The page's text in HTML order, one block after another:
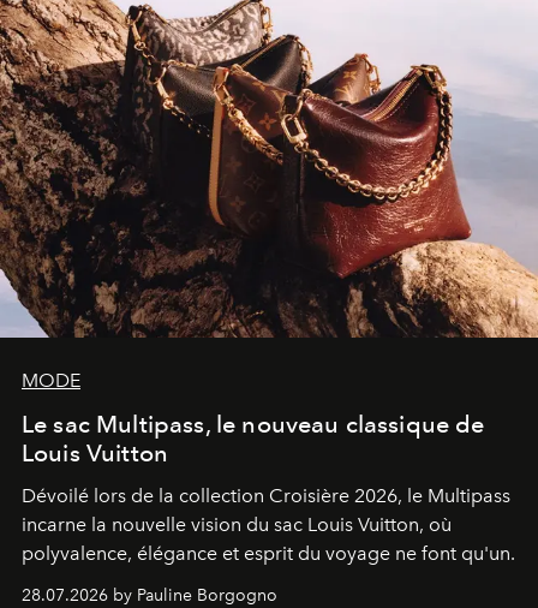
MODE
Le sac Multipass, le nouveau classique de
Louis Vuitton
Dévoilé lors de la collection Croisière 2026, le Multipass
incarne la nouvelle vision du sac Louis Vuitton, où
polyvalence, élégance et esprit du voyage ne font qu'un.
28.07.2026 by Pauline Borgogno